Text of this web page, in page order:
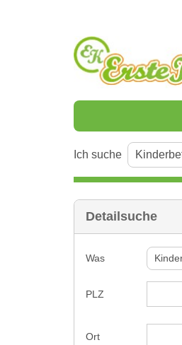
Ich suche
Detailsuche
Was
PLZ
Ort